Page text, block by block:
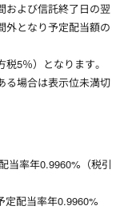
および信託終了日の翌
外となり予定配当額の
5％）となります。
る場合は表示位未満切
当率年0.9960%（税引
定配当率年0.9960%